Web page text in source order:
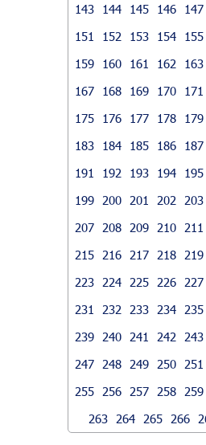
143
144 145 146 147
151
152 153 154 155
159
160 161 162 163
167
168 169 170 171
175
176 177 178 179
183
184 185 186 187
191
192 193 194 195
199
200 201 202 203
207
208 209 210 211
215
216 217 218 219
223
224 225 226 227
231
232 233 234 235
239
240 241 242 243
247
248 249 250 251
255
256 257 258 259
263
264 265 266